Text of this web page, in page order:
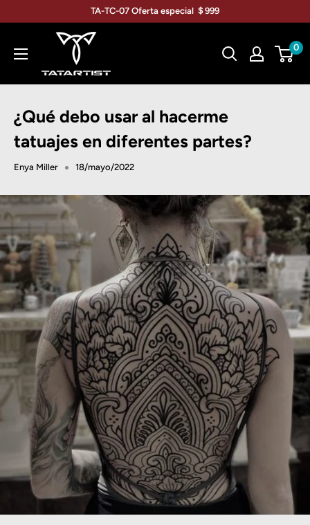
TA-TC-07 Oferta especial ＄999
TATARTIST
Furniture
0
¿Qué debo usar al hacerme
tatuajes en diferentes partes?
Enya Miller 18/mayo/2022